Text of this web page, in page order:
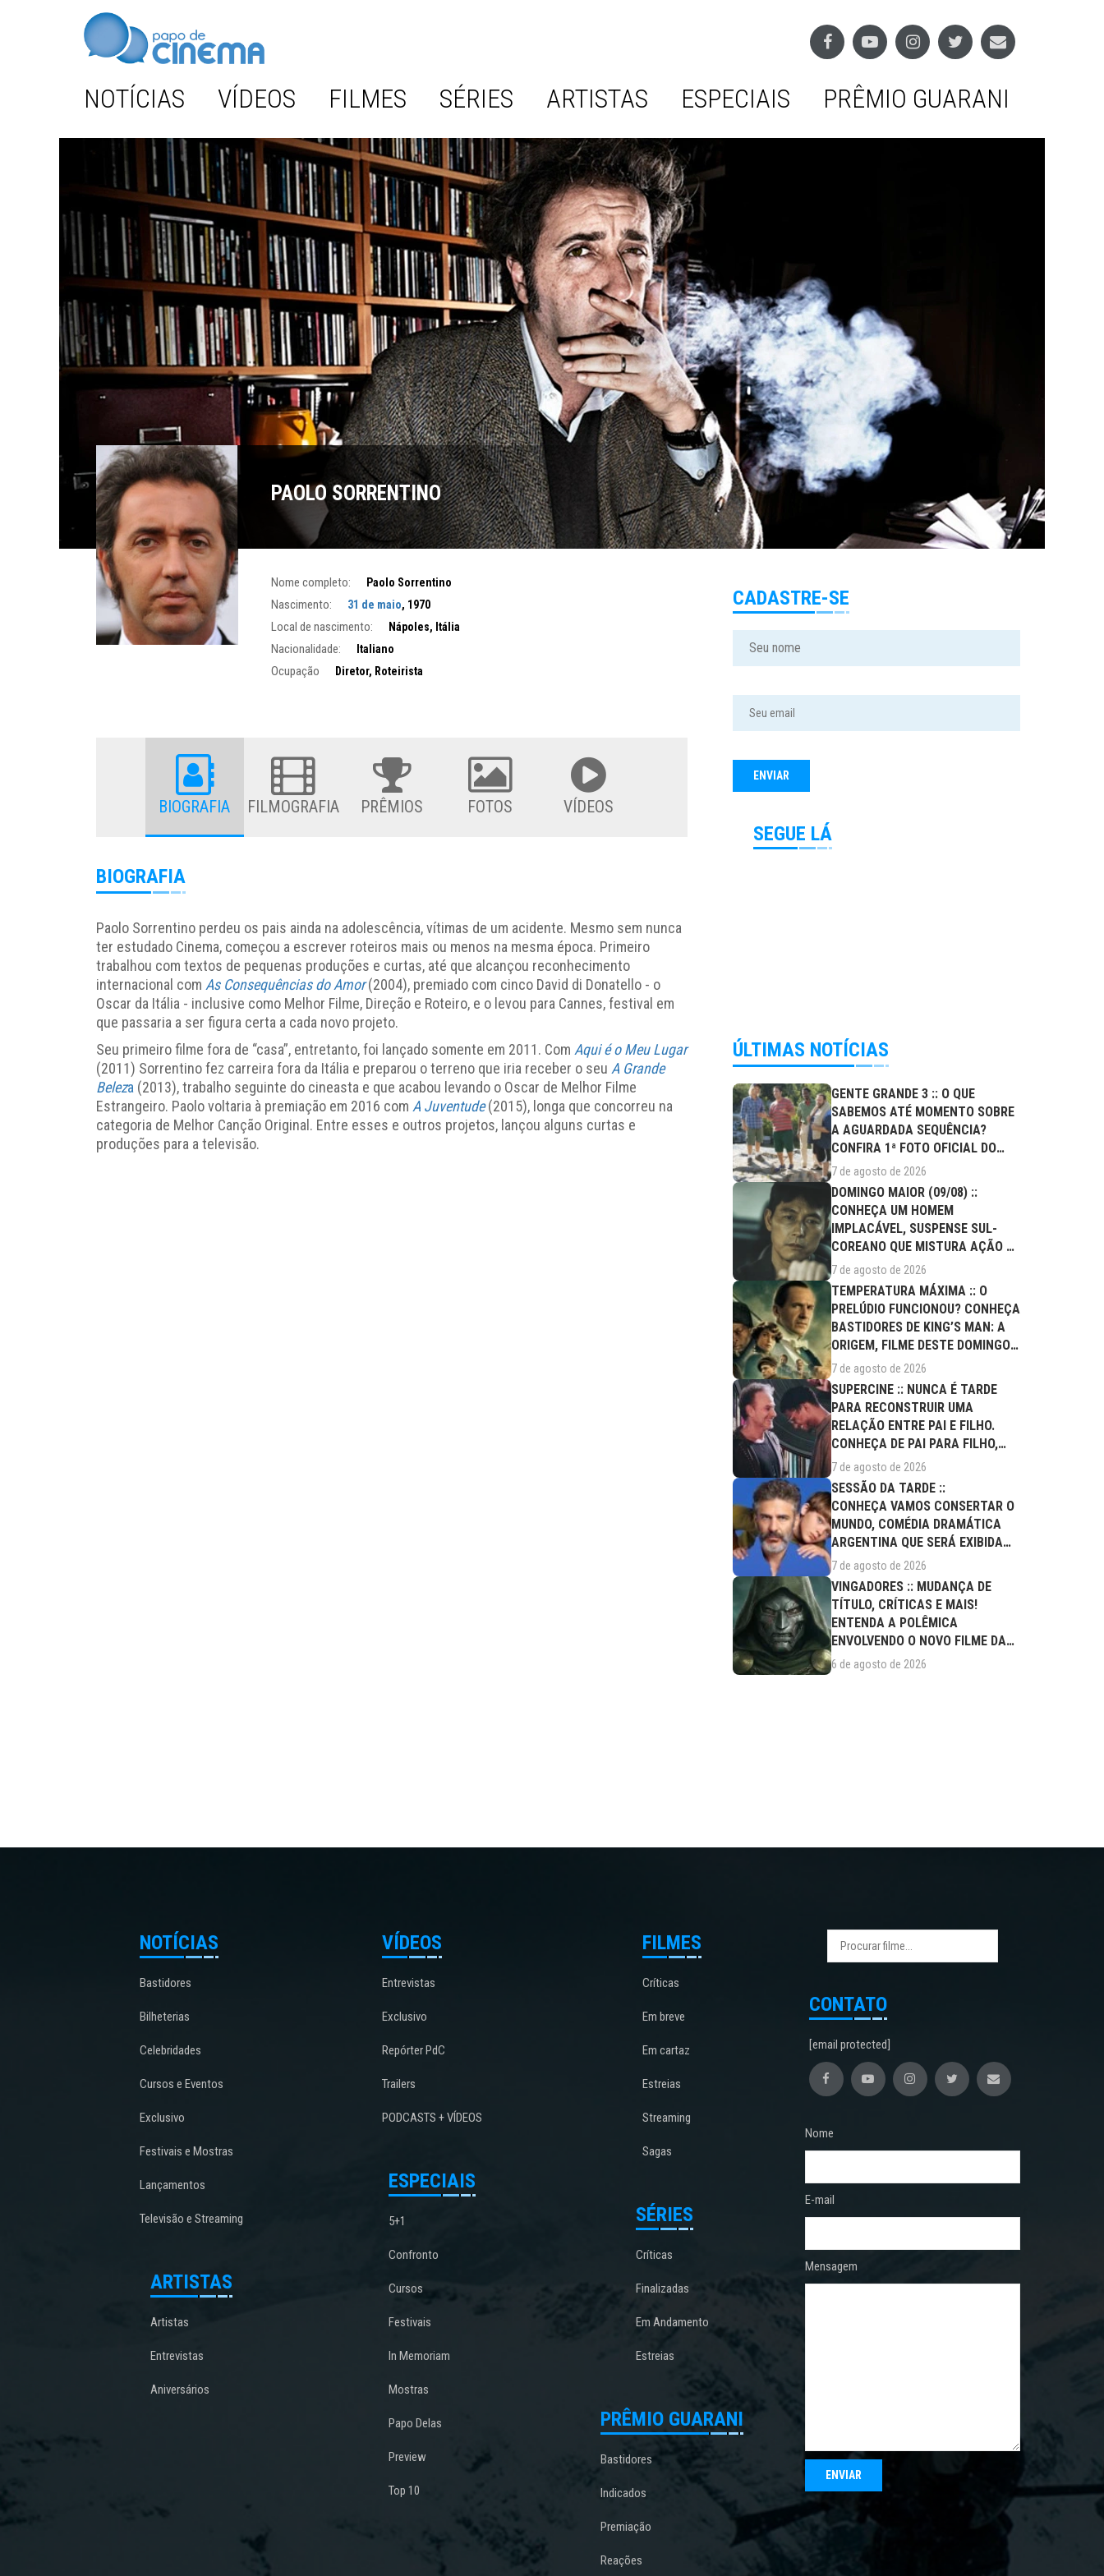
NOTÍCIAS VÍDEOS FILMES SÉRIES ARTISTAS ESPECIAIS PRÊMIO GUARANI
PAOLO SORRENTINO
Nome completo: Paolo Sorrentino
Nascimento: 31 de maio, 1970
Local de nascimento: Nápoles, Itália
Nacionalidade: Italiano
Ocupação Diretor, Roteirista
BIOGRAFIA FILMOGRAFIA PRÊMIOS FOTOS VÍDEOS
BIOGRAFIA
Paolo Sorrentino perdeu os pais ainda na adolescência, vítimas de um acidente. Mesmo sem nunca
ter estudado Cinema, começou a escrever roteiros mais ou menos na mesma época. Primeiro
trabalhou com textos de pequenas produções e curtas, até que alcançou reconhecimento
internacional com As Consequências do Amor(2004), premiado com cinco David di Donatello - o
Oscar da Itália - inclusive como Melhor Filme, Direção e Roteiro, e o levou para Cannes, festival em
que passaria a ser figura certa a cada novo projeto.
Seu primeiro filme fora de “casa”, entretanto, foi lançado somente em 2011. Com Aqui é o Meu Lugar
(2011) Sorrentino fez carreira fora da Itália e preparou o terreno que iria receber o seu A Grande
Beleza (2013), trabalho seguinte do cineasta e que acabou levando o Oscar de Melhor Filme
Estrangeiro. Paolo voltaria à premiação em 2016 com A Juventude(2015), longa que concorreu na
categoria de Melhor Canção Original. Entre esses e outros projetos, lançou alguns curtas e
produções para a televisão.
CADASTRE-SE
SEGUE LÁ
ÚLTIMAS NOTÍCIAS
GENTE GRANDE 3 :: O QUE
SABEMOS ATÉ MOMENTO SOBRE
A AGUARDADA SEQUÊNCIA?
CONFIRA 1ª FOTO OFICIAL DO
ELENCO!
7 de agosto de 2026
DOMINGO MAIOR (09/08) ::
CONHEÇA UM HOMEM
IMPLACÁVEL, SUSPENSE SUL-
COREANO QUE MISTURA AÇÃO E
DRAMA FAMILIAR
7 de agosto de 2026
TEMPERATURA MÁXIMA :: O
PRELÚDIO FUNCIONOU? CONHEÇA
BASTIDORES DE KING’S MAN: A
ORIGEM, FILME DESTE DOMINGO
(09/08)
7 de agosto de 2026
SUPERCINE :: NUNCA É TARDE
PARA RECONSTRUIR UMA
RELAÇÃO ENTRE PAI E FILHO.
CONHEÇA DE PAI PARA FILHO,
FILME DESTE...
7 de agosto de 2026
SESSÃO DA TARDE ::
CONHEÇA VAMOS CONSERTAR O
MUNDO, COMÉDIA DRAMÁTICA
ARGENTINA QUE SERÁ EXIBIDA
NESTA SEXTA (07/08)
7 de agosto de 2026
VINGADORES :: MUDANÇA DE
TÍTULO, CRÍTICAS E MAIS!
ENTENDA A POLÊMICA
ENVOLVENDO O NOVO FILME DA
MARVEL
6 de agosto de 2026
NOTÍCIAS
Bastidores
Bilheterias
Celebridades
Cursos e Eventos
Exclusivo
Festivais e Mostras
Lançamentos
Televisão e Streaming
ARTISTAS
Artistas
Entrevistas
Aniversários
VÍDEOS
Entrevistas
Exclusivo
Repórter PdC
Trailers
PODCASTS + VÍDEOS
ESPECIAIS
5+1
Confronto
Cursos
Festivais
In Memoriam
Mostras
Papo Delas
Preview
Top 10
FILMES
Críticas
Em breve
Em cartaz
Estreias
Streaming
Sagas
SÉRIES
Críticas
Finalizadas
Em Andamento
Estreias
PRÊMIO GUARANI
Bastidores
Indicados
Premiação
Reações
CONTATO
[email protected]
Nome
E-mail
Mensagem